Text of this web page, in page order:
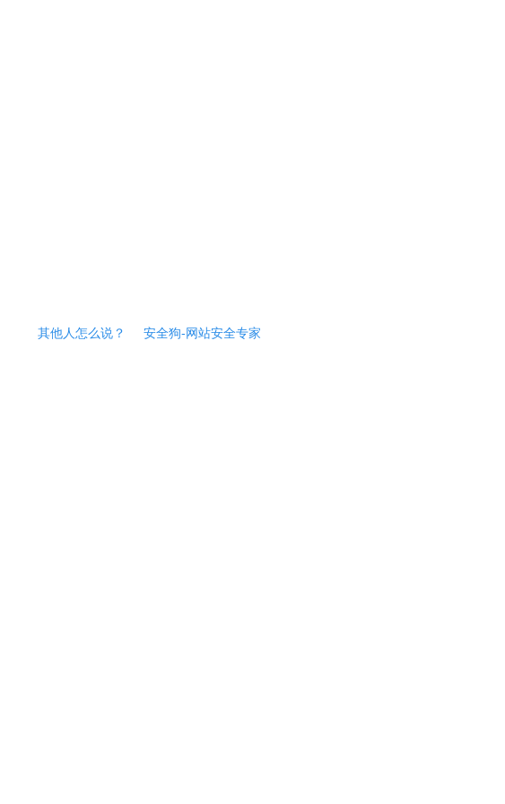
其他人怎么说？ 安全狗-网站安全专家